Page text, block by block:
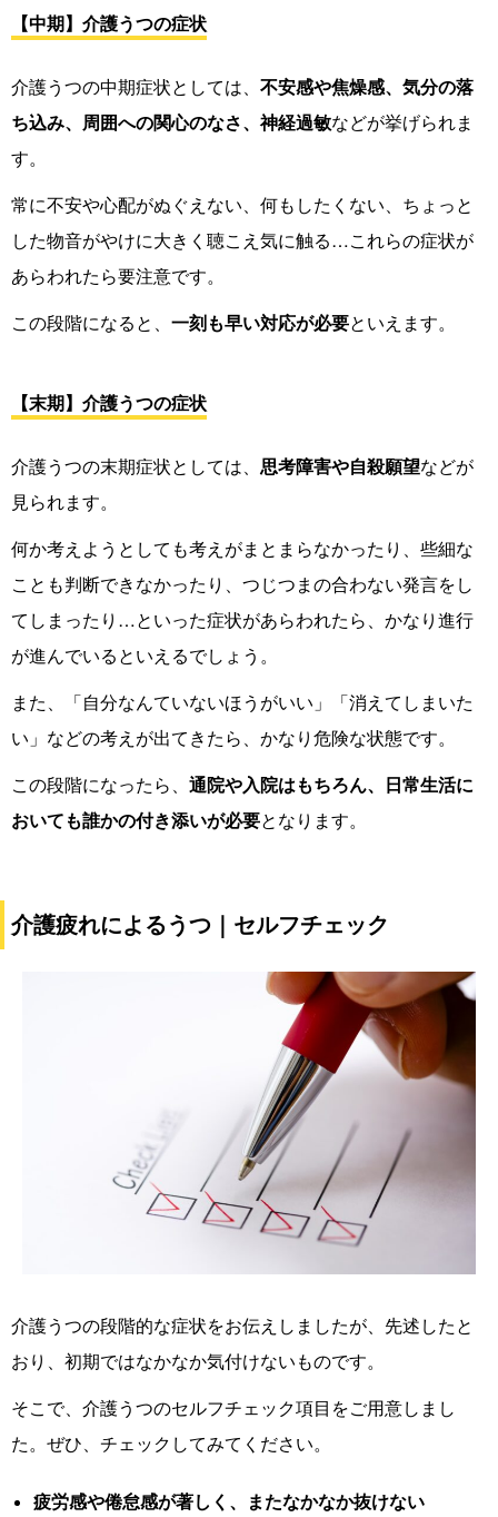
【中期】介護うつの症状
介護うつの中期症状としては、 不安感や焦燥感、気分の落
ち込み、周囲への関心のなさ、神経過敏などが挙げられま
す。
常に不安や心配がぬぐえない、何もしたくない、ちょっと
した物音がやけに大きく聴こえ気に触る…これらの症状が
あらわれたら要注意です。
この段階になると、 一刻も早い対応が必要といえます。
【末期】介護うつの症状
介護うつの末期症状としては、 思考障害や自殺願望などが
見られます。
何か考えようとしても考えがまとまらなかったり、些細な
ことも判断できなかったり、つじつまの合わない発言をし
てしまったり…といった症状があらわれたら、かなり進行
が進んでいるといえるでしょう。
また、「自分なんていないほうがいい」「消えてしまいた
い」などの考えが出てきたら、かなり危険な状態です。
この段階になったら、 通院や入院はもちろん、日常生活に
おいても誰かの付き添いが必要となります。
介護疲れによるうつ｜セルフチェック
介護うつの段階的な症状をお伝えしましたが、先述したと
おり、初期ではなかなか気付けないものです。
そこで、介護うつのセルフチェック項目をご用意しまし
た。ぜひ、チェックしてみてください。
疲労感や倦怠感が著しく、またなかなか抜けない